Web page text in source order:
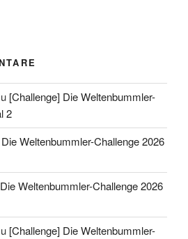
[Challenge] Die Weltenbummler-
2
Weltenbummler-Challenge 2026
Weltenbummler-Challenge 2026
[Challenge] Die Weltenbummler-